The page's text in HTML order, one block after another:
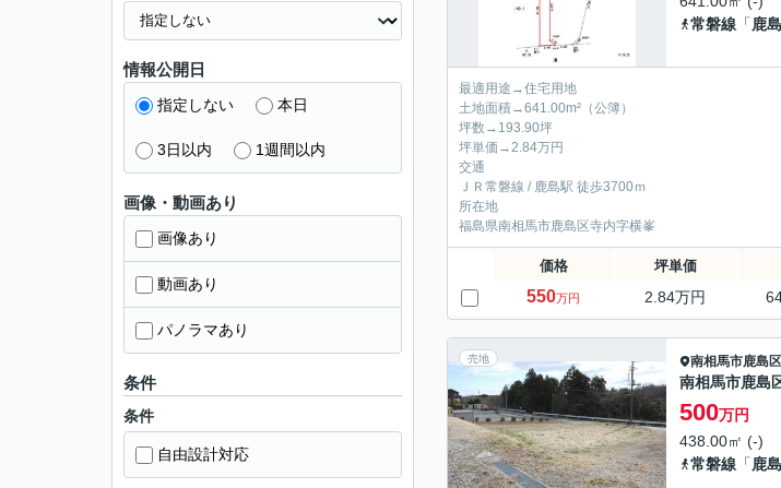
常磐線 「 鹿島
最適用途→住宅用地
土地面積→641.00m²（公簿）
坪数→193.90坪
坪単価→2.84万円
交通
ＪＲ常磐線 / 鹿島駅 徒歩3700ｍ
所在地
福島県南相馬市鹿島区寺内字横峯
価格 坪単価
550万円 2.84万円
売地 南相馬市鹿島
南相馬市鹿島
500万円
438.00㎡ (-)
常磐線 「 鹿島
情報公開日
指定しない 本日
3日以内 1週間以内
画像・動画あり
画像あり
動画あり
パノラマあり
条件
条件
自由設計対応